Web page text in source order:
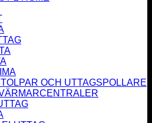
OCH UTTAGSPOLLARE